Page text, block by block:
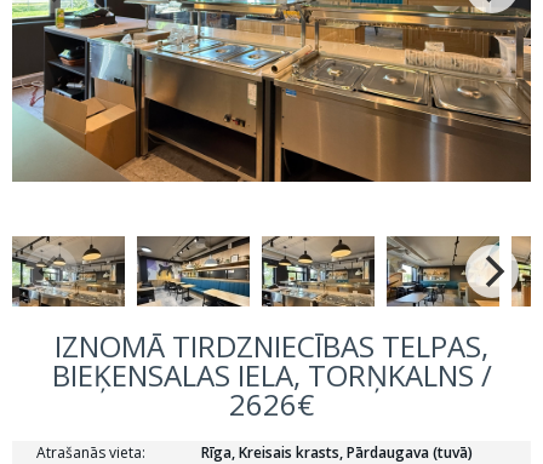
IZNOMĀ TIRDZNIECĪBAS TELPAS,
BIEĶENSALAS IELA, TORŅKALNS /
2626€
Atrašanās vieta:
Rīga, Kreisais krasts, Pārdaugava (tuvā)